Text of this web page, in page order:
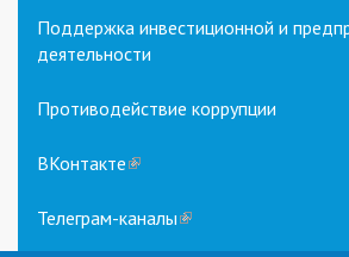
Поддержка инвестиционной и
деятельности
Противодействие коррупции
ВКонтакте(link
external)
Телеграм-каналы(link